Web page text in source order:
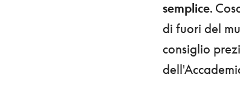
semplice.
di fuori del
consiglio